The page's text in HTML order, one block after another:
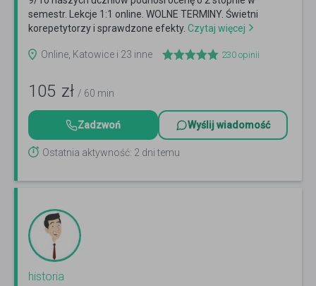
semestr. Lekcje 1:1 online. WOLNE TERMINY. Świetni
korepetytorzy i sprawdzone efekty. Czytaj więcej
Online, Katowice i 23 inne 230 opinii
105 zł / 60 min
Zadzwoń Wyślij wiadomość
Ostatnia aktywność: 2 dni temu
historia